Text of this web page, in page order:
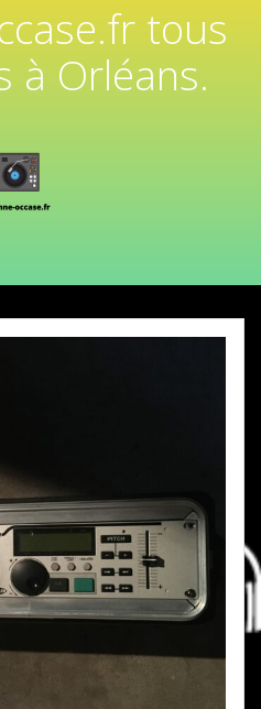
tous
à Orléans.